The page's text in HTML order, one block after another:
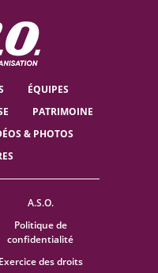
ÉQUIPES
PATRIMOINE
& PHOTOS
A.S.O.
Politique de
confidentialité
Exercice des droits